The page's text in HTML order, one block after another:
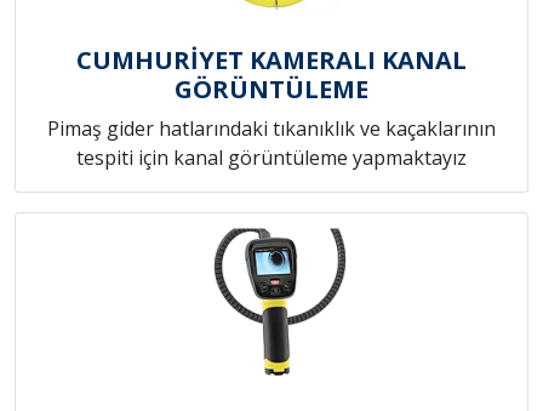
CUMHURİYET KAMERALI KANAL
GÖRÜNTÜLEME
Pimaş gider hatlarındaki tıkanıklık ve kaçaklarının
tespiti için kanal görüntüleme yapmaktayız